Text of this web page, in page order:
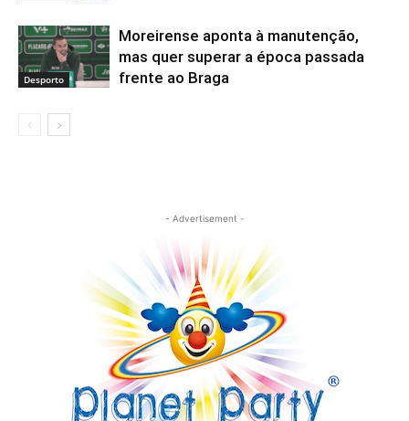
Desporto
Moreirense aponta à manutenção,
mas quer superar a época passada
frente ao Braga
- Advertisement -